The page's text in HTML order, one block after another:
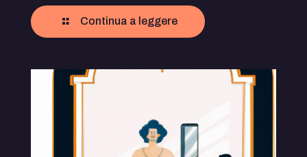
Continua a leggere